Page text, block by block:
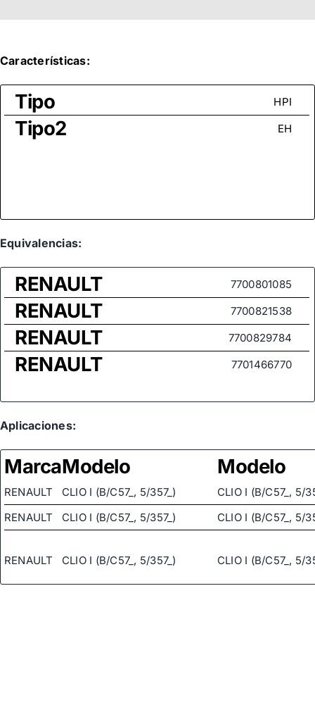
Características:
Tipo HPI
Tipo2 EH
Equivalencias:
RENAULT 7700801085
RENAULT 7700821538
RENAULT 7700829784
RENAULT 7701466770
Aplicaciones:
MarcaModelo Modelo
RENAULT CLIO I (B/C57_, 5/357_)
CLIO I (B/C57_, 5/
RENAULT
CLIO I (B/C57_, 5/357_) CLIO I (B/C57_, 5/
RENAULT CLIO I (B/C57_, 5/357_) CLIO I (B/C57_, 5/